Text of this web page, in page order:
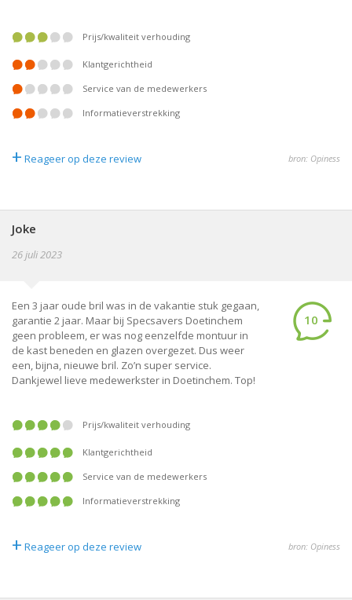
prijs/kwaliteit verhouding
klantgerichtheid
service van de medewerkers
informatieverstrekking
+ Reageer op deze review bron: Opiness
Joke
26 juli 2023
Een 3 jaar oude bril was in de vakantie stuk gegaan,
garantie 2 jaar. Maar bij Specsavers Doetinchem
geen probleem, er was nog eenzelfde montuur in
de kast beneden en glazen overgezet. Dus weer
een, bijna, nieuwe bril. Zo’n super service.
Dankjewel lieve medewerkster in Doetinchem. Top!
10
prijs/kwaliteit verhouding
klantgerichtheid
service van de medewerkers
informatieverstrekking
+ Reageer op deze review bron: Opiness